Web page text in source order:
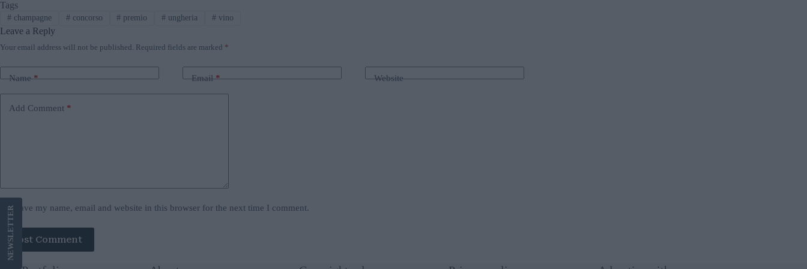
Tags
#champagne #concorso # premio # ungheria # vino
Leave a Reply
Your email address will not be published. Required fields are marked *
Name* Email* Website
Add Comment *
Save my name, email and website in this browser for the next time I comment.
Post Comment
NEWS
LETTER